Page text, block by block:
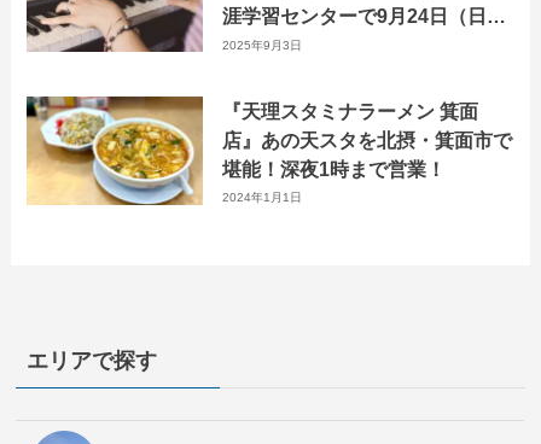
涯学習センターで9月24日（日）
に開催！
2025年9月3日
『天理スタミナラーメン 箕面
店』あの天スタを北摂・箕面市で
堪能！深夜1時まで営業！
2024年1月1日
エリアで探す